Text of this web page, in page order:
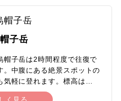
名。5月下旬から6月上旬に
台」と呼ばれる高岳東峰の南
マキリシマが咲き誇りま
かかりますが、それだけの
子岳
帽子岳は2時間程度で往復で
。中腹にある絶景スポットの
気軽に登れます。標高は
から、国見山とも呼ばれて
く見る